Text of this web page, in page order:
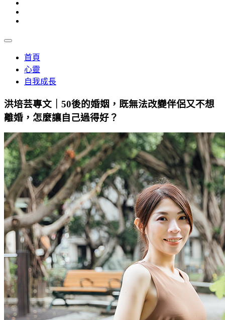
首頁
心靈
自我成長
洪培芸專文｜50後的婚姻，既無法改變伴侶又不想
離婚，怎麼讓自己過得好？